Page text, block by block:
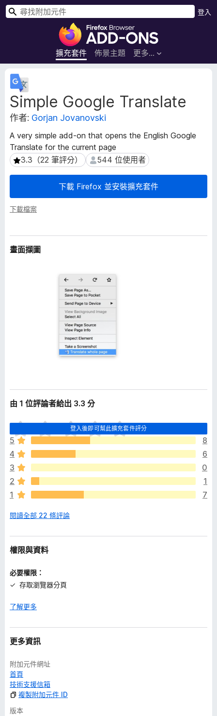
F
r
e
x
瀏
器
附
加
元
擴充套件 佈景主題 更多…
登入
搜
Simple Google Translate
作者: Gorjan Jovanovski
A very simple add-on that opens the English Google
Translate for the current page
3.3（22 筆評分）
3.3（22 筆評分） 544 位使用者
544 位使用者
下載 Firefox 並安裝擴充套件
下載檔案
擴
充
套
件
後
資
料
畫面擷圖
由 1 位評論者給出 3.3 分
登入後即可幫此擴充套件評分
目
前
沒
有
評
分
5
8
4
6
3
0
2
1
1
7
閱讀全部 22 條評論
權限與資料
必要權限：
存取瀏覽器分頁
了解更多
更多資訊
附加元件網址
首頁
技術支援信箱
複製附加元件 ID
版本